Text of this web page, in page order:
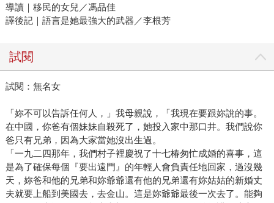
導讀｜移民的女兒／馮品佳
譯後記｜語言是她最強大的武器／李根芳
試閱
試閱：無名女
「妳不可以告訴任何人，」我母親說，「我現在要跟妳說的事。
在中國，你爸有個妹妹自殺死了，她投入家中那口井。我們說你
爸只有兄弟，因為大家當她沒出生過。
「一九二四那年，我們村子裡慶祝了十七椿匆忙成婚的喜事，這
是為了確保每個『要出遠門』的年輕人會負責任地回家，過沒幾
天，妳爸和他的兄弟和妳爺爺還有他的兄弟還有妳姑姑的新婚丈
夫就要上船到美國去，去金山。這是妳爺爺最後一次去了。能夠